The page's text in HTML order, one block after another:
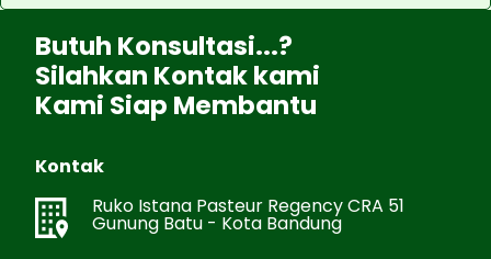
Butuh Konsultasi...?
Silahkan Kontak kami
Kami Siap Membantu
Kontak
Ruko Istana Pasteur Regency CRA 51
Gunung Batu - Kota Bandung